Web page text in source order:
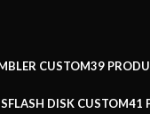
CUSTOM39
FLASH DISK CUSTOM41